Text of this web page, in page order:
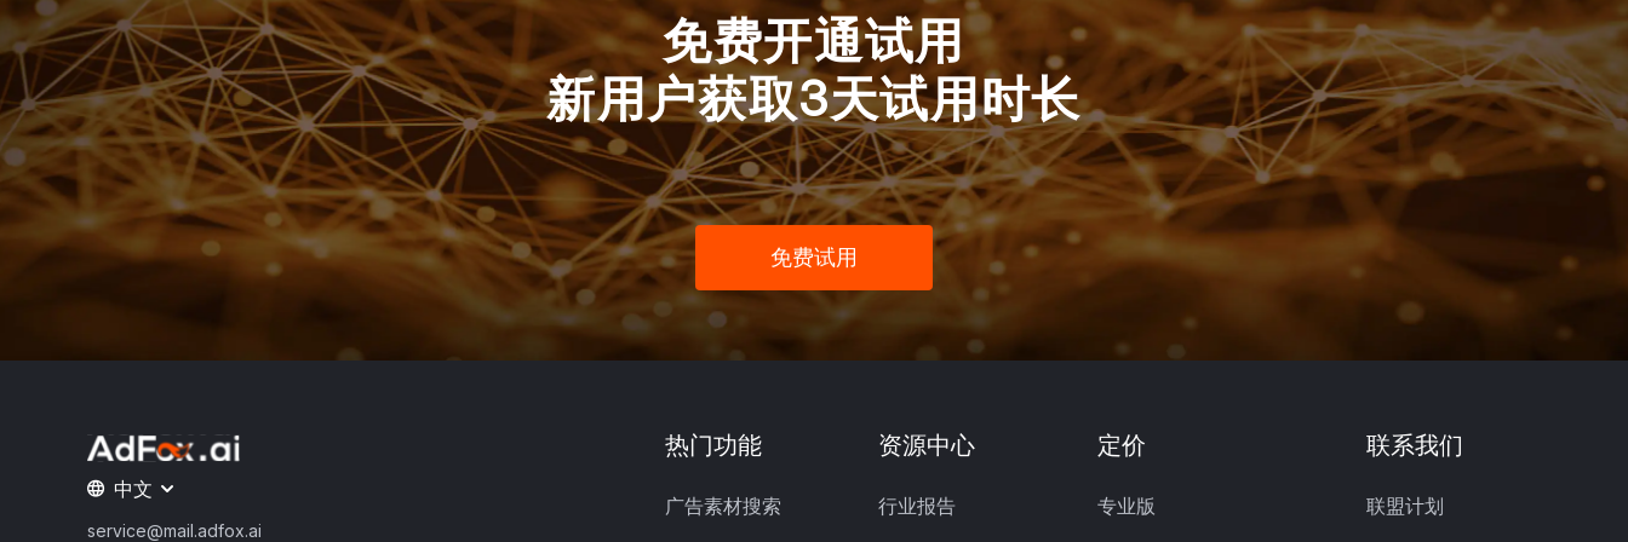
免费开通试用
新用户获取3天试用时长
免费试用
中文
service@mail.adfox.ai
热门功能
广告素材搜索
资源中心
行业报告
定价
专业版
联系我们
联盟计划